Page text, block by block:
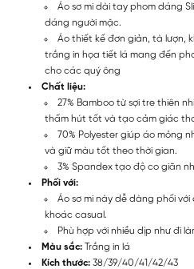
Áo sơ mi dài tay phom dáng
dáng người mặc.
Áo thiết kế đơn giản, tà lượn,
trắng in họa tiết lá mang đến
cho các quý ông
Chất liệu:
27% Bamboo từ sợi tre thiên
thấm hút tốt và tạo cảm giác
70% Polyester giúp áo mỏng
và giữ màu tốt theo thời gian.
3% Spandex tạo độ co giãn
Phối với:
Áo sơ mi này dễ dàng phối
khoác casual.
Phù hợp với nhiều dịp như đi
Màu sắc: Trắng in lá
Kích thước: 38/39/40/41/42/43